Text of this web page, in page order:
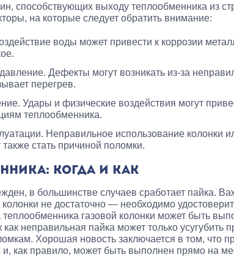
способствующих выходу теплообменника из
на которые следует обратить внимание:
воды может привести к коррозии
Дефекты могут возникать из-за
перегрев.
Удары и физические воздействия могут
теплообменника.
Неправильное использование колонки
стать причиной поломки.
КОГДА И КАК
в большинстве случаев сработает пайка.
колонки не достаточно — необходимо
газовой колонки может быть
неправильная пайка может только усугубить
Хорошая новость заключается в том, что
как правило, может быть выполнен прямо на